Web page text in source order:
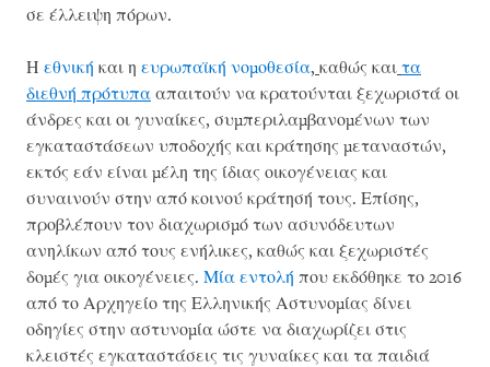
σε έλλειψη πόρων.
Η εθνική και η ευρωπαϊκή νομοθεσία, καθώς και τα
διεθνή πρότυπα απαιτούν να κρατούνται ξεχωριστά οι
άνδρες και οι γυναίκες, συμπεριλαμβανομένων των
εγκαταστάσεων υποδοχής και κράτησης μεταναστών,
εκτός εάν είναι μέλη της ίδιας οικογένειας και
συναινούν στην από κοινού κράτησή τους. Επίσης,
προβλέπουν τον διαχωρισμό των ασυνόδευτων
ανηλίκων από τους ενήλικες, καθώς και ξεχωριστές
δομές για οικογένειες. Μία εντολή που εκδόθηκε το 2016
από το Αρχηγείο της Ελληνικής Αστυνομίας δίνει
οδηγίες στην αστυνομία ώστε να διαχωρίζει στις
κλειστές εγκαταστάσεις τις γυναίκες και τα παιδιά